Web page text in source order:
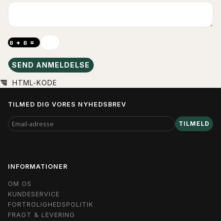
SEND ANMELDELSE
HTML-KODE
TILMED DIG VORES NYHEDSBREV
EMAIL-
ADRESSE
TILMELD
INFORMATIONER
OM OS
KUNDESERVICE
FORTROLIGHEDSPOLITIK
FRAGT & LEVERING